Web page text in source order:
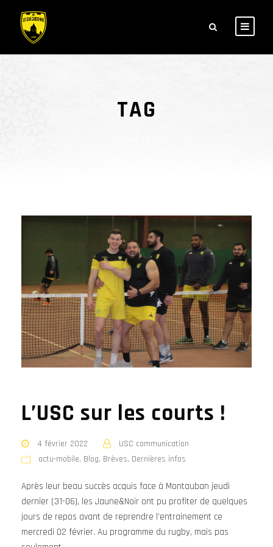
TAG
L’USC sur les courts !
4 février 2022
USC communication
actu-mobile, Blog, Brèves, Dernières infos
Après leur beau succès acquis face à Montauban jeudi
dernier (31-06), les Jaune&Noir ont pu profiter de quelques
jours de repos avant de reprendre l'entrainement ce
mercredi 02 février. Au programme du rugby, mais pas